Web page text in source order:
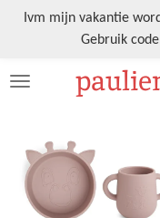
Ga
de
Ivm mijn vakantie
Gebruik